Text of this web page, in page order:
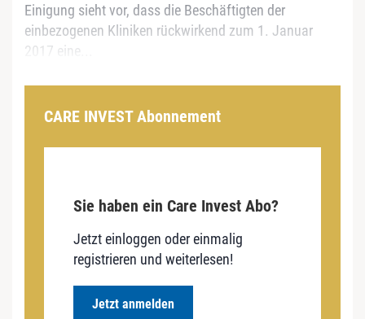
Einigung sieht vor, dass die Beschäftigten der
einbezogenen Kliniken rückwirkend zum 1. Januar
2017 eine...
CARE INVEST Abonnement
Sie haben ein Care Invest Abo?
Jetzt einloggen oder einmalig
registrieren und weiterlesen!
Jetzt anmelden